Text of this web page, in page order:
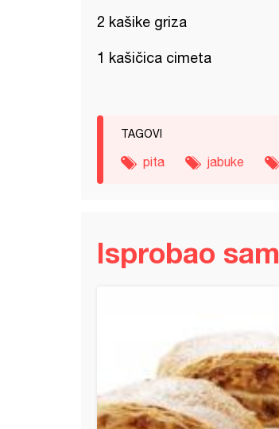
2 kašike griza
1 kašičica cimeta
TAGOVI
pita jabuke
Isprobao sam